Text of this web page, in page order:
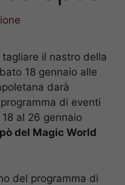
tagliare il nastro della
18 gennaio alle
darà
di eventi
al 26 gennaio
del Magic World
del programma di